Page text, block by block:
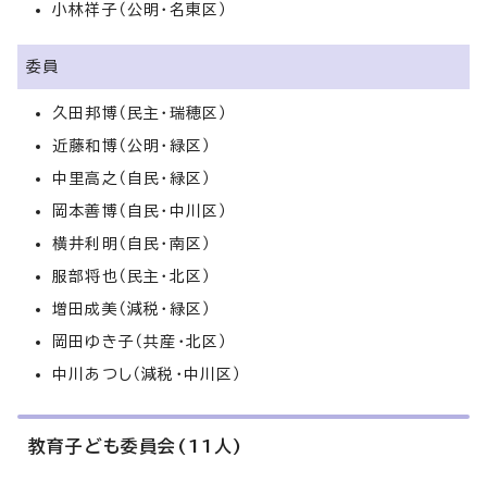
小林祥子（公明・名東区）
委員
久田邦博（民主・瑞穂区）
近藤和博（公明・緑区）
中里高之（自民・緑区）
岡本善博（自民・中川区）
横井利明（自民・南区）
服部将也（民主・北区）
増田成美（減税・緑区）
岡田ゆき子（共産・北区）
中川あつし（減税・中川区）
教育子ども委員会(11人)